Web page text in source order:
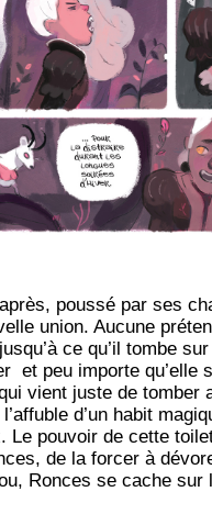
poussé par ses
union. Aucune
ce qu’il tombe
et peu importe qu’elle
vient juste de tomber
d’un habit
Le pouvoir de cette
de la forcer à
Ronces se cache